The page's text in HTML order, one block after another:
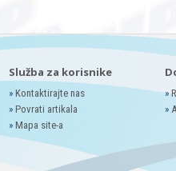
Služba za korisnike
» Kontaktirajte nas
» Povrati artikala
» Mapa site-a
»
»